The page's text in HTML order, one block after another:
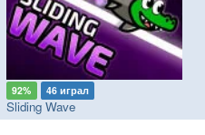
92% 46 играл
Sliding Wave